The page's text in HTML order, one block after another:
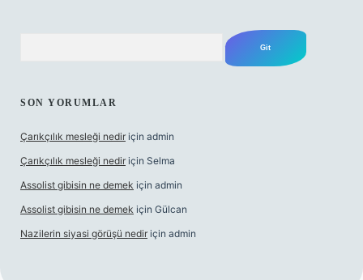
SON YORUMLAR
Çarıkçılık mesleği nedir için admin
Çarıkçılık mesleği nedir için Selma
Assolist gibisin ne demek için admin
Assolist gibisin ne demek için Gülcan
Nazilerin siyasi görüşü nedir için admin